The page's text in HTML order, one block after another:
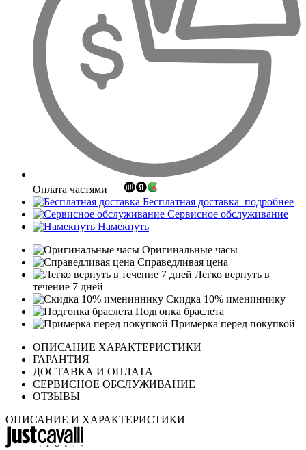
Оплата частями
Бесплатная доставка подробнее
Сервисное обслуживание
Намекнуть
Оригинальные часы
Справедливая цена
Легко вернуть в
течение 7 дней
Скидка 10% имениннику
Подгонка браслета
Примерка перед покупкой
ОПИСАНИЕ ХАРАКТЕРИСТИКИ
ГАРАНТИЯ
ДОСТАВКА И ОПЛАТА
СЕРВИСНОЕ ОБСЛУЖИВАНИЕ
ОТЗЫВЫ
ОПИСАНИЕ И ХАРАКТЕРИСТИКИ